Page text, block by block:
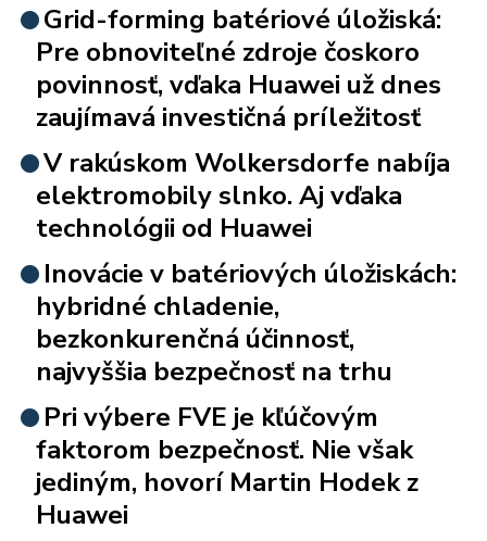
Grid-forming batériové úložiská:
Pre obnoviteľné zdroje čoskoro
povinnosť, vďaka Huawei už dnes
zaujímavá investičná príležitosť
V rakúskom Wolkersdorfe nabíja
elektromobily slnko. Aj vďaka
technológii od Huawei
Inovácie v batériových úložiskách:
hybridné chladenie,
bezkonkurenčná účinnosť,
najvyššia bezpečnosť na trhu
Pri výbere FVE je kľúčovým
faktorom bezpečnosť. Nie však
jediným, hovorí Martin Hodek z
Huawei